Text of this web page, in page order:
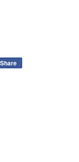
Share